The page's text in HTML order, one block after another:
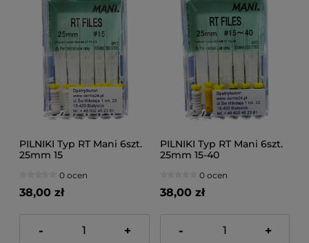
PILNIKI Typ RT Mani 6szt.
25mm 15
0 ocen
38,00 zł
- +
PILNIKI Typ RT Mani 6szt.
25mm 15-40
0 ocen
38,00 zł
- +